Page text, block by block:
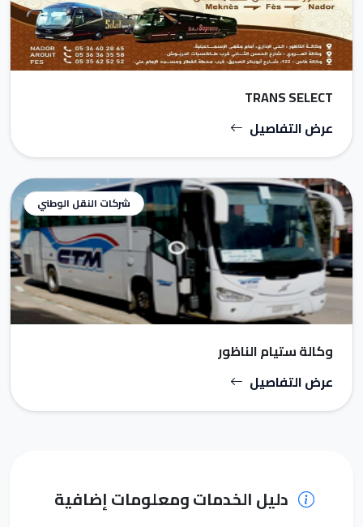
TRANS SELECT
عرض التفاصيل
شركات النقل الوطني
وكالة ستيام الناظور
عرض التفاصيل
دليل الخدمات ومعلومات إضافية